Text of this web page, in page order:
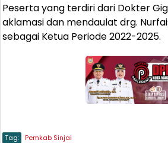
Peserta yang terdiri dari Dokter
aklamasi dan mendaulat drg.
sebagai Ketua Periode 2022-2025.
Tag: Pemkab Sinjai